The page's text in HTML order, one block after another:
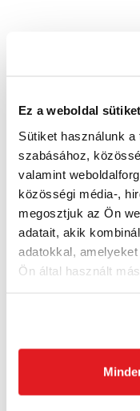
Ez a weboldal
Sütiket használunk
szabásához,
valamint
közösségi média-,
megosztjuk az Ön
adatait, akik
adatokkal,
Ön által használt
BOSCH PRO
96 570 Ft
55 870 Ft ÁFA nélkül
jelenleg nem